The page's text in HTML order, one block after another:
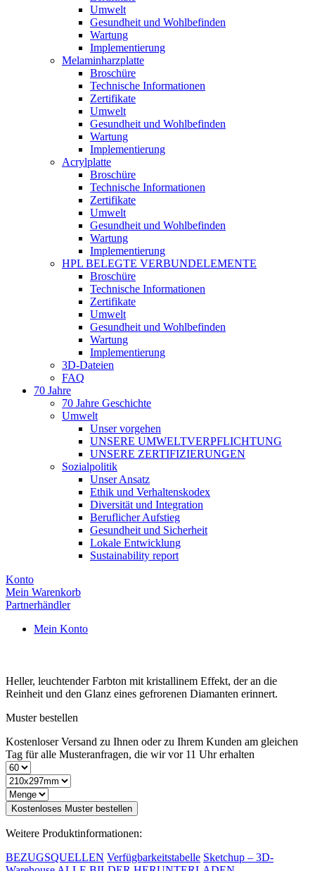
Umwelt
Gesundheit und Wohlbefinden
Wartung
Implementierung
Melaminharzplatte
Broschüre
Technische Informationen
Zertifikate
Umwelt
Gesundheit und Wohlbefinden
Wartung
Implementierung
Acrylplatte
Broschüre
Technische Informationen
Zertifikate
Umwelt
Gesundheit und Wohlbefinden
Wartung
Implementierung
HPL BELEGTE VERBUNDELEMENTE
Broschüre
Technische Informationen
Zertifikate
Umwelt
Gesundheit und Wohlbefinden
Wartung
Implementierung
3D-Dateien
FAQ
70 Jahre
70 Jahre Geschichte
Umwelt
Unser vorgehen
UNSERE UMWELTVERPFLICHTUNG
UNSERE ZERTIFIZIERUNGEN
Sozialpolitik
Unser Ansatz
Ethik und Verhaltenskodex
Diversität und Integration
Beruflicher Aufstieg
Gesundheit und Sicherheit
Lokale Entwicklung
Sustainability report
Konto
Mein Warenkorb
Partnerhändler
Mein Konto
Heller, leuchtender Farbton mit kristallinem Effekt, der an die
Reinheit und den Glanz eines gefrorenen Diamanten erinnert.
Muster bestellen
Kostenloser Versand zu Ihnen oder zu Ihrem Kunden am gleichen
Tag für alle Musteranfragen, die wir vor 11 Uhr erhalten
Kostenloses Muster bestellen
Weitere Produktinformationen:
BEZUGSQUELLEN Verfügbarkeitstabelle Sketchup – 3D-